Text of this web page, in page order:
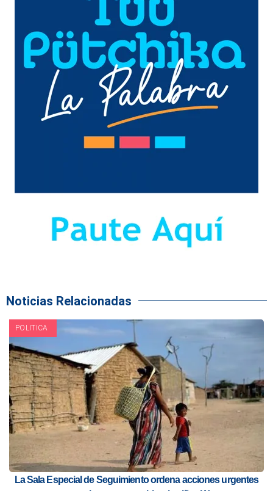
Noticias Relacionadas
POLITICA
La Sala Especial de Seguimiento ordena acciones urgentes